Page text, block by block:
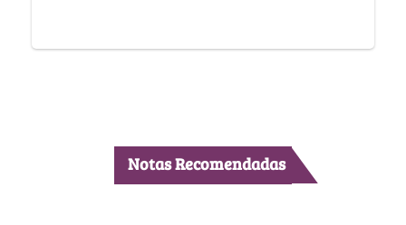
Notas Recomendadas